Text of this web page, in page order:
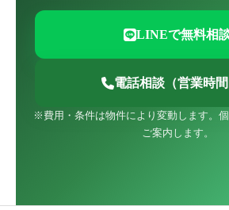
LINEで無料相
電話相談（営業時間
※費用・条件は物件により変動します。
ご案内します。